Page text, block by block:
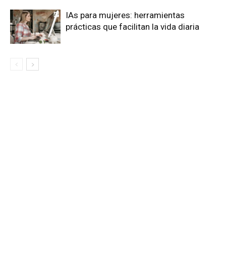
IAs para mujeres: herramientas
prácticas que facilitan la vida diaria